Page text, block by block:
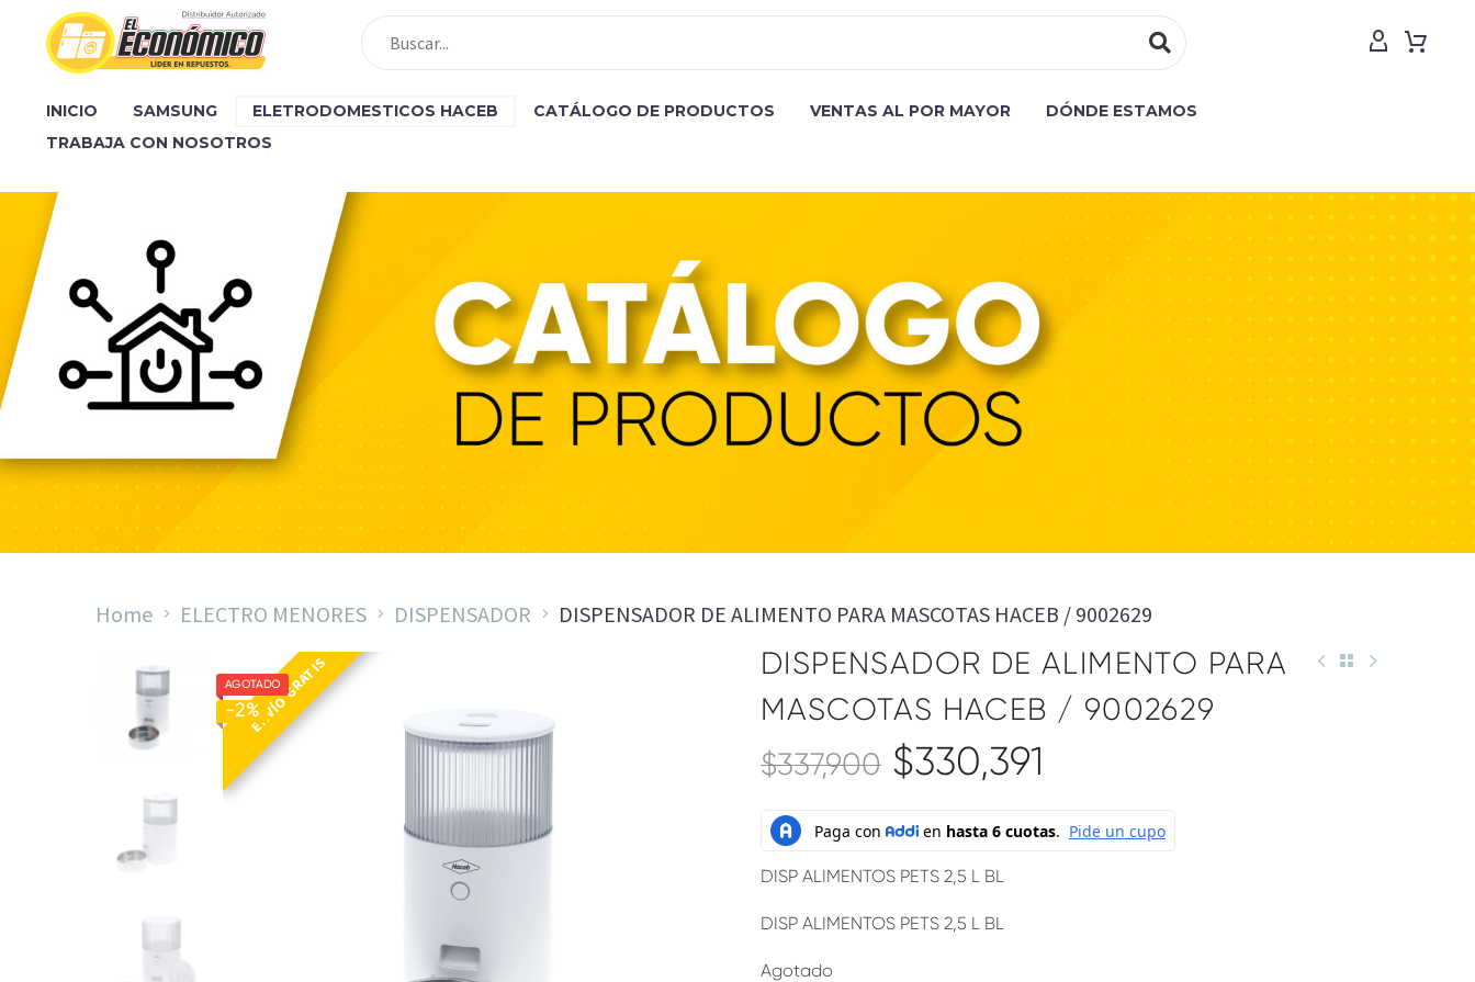
INICIO SAMSUNG ELETRODOMESTICOS HACEB CATÁLOGO DE PRODUCTOS VENTAS AL POR MAYOR
DÓNDE ESTAMOS
TRABAJA CON NOSOTROS
DISP ALIMENTOS PETS 2,5 L BL
Home ELECTRO MENORES DISPENSADOR DISPENSADOR DE ALIMENTO PARA MASCOTAS HACEB / 9002629
ENVÍO GRATIS
AGOTADO
-2%
DISPENSADOR DE ALIMENTO PARA
MASCOTAS HACEB / 9002629
$337,900 $330,391
DISP ALIMENTOS PETS 2,5 L BL
DISP ALIMENTOS PETS 2,5 L BL
Agotado